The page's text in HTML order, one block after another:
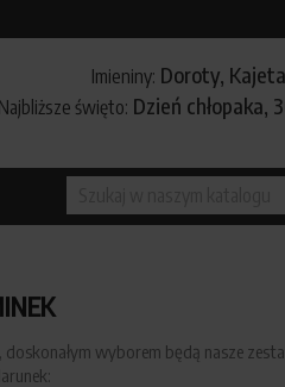
Imieniny: Doroty,
Najbliższe święto: Dzień chłopaka,
wyborem będą nasze